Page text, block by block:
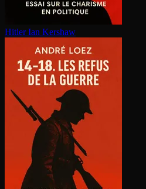
Hitler Ian Kershaw